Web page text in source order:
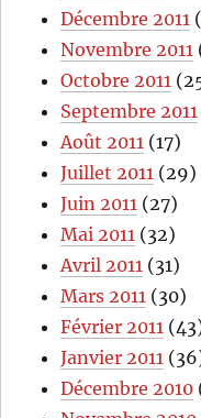
Décembre 2011
Novembre 2011
Octobre 2011
Septembre 2011
Août 2011 (17)
Juillet 2011 (29)
Juin 2011 (27)
Mai 2011 (32)
Avril 2011 (31)
Mars 2011 (30)
Février 2011
Janvier 2011
Décembre 2010